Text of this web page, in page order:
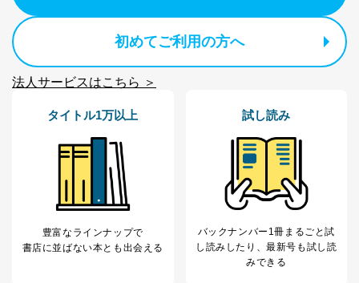
Aサービス利用者
ため
ｅメール等による商品、サービ
ス、キャンペーン等の広告に関す
るご案内のため
4
採用応募者の方の
採用選考、ご連絡のため
5
当社の従業者の個
人事、総務などの雇用管理等のた
パートナー（提携
企業）からの委託
により当社の
定期購読サービス
等をご利用の方の
購入商品配送のため
提携企業及びお客様がご購入され
た商品の発売元企業からのｅメー
ル等による商品、
サービス、キャンペーン等の広告
当社のサービス利用状況の把握お
よびその分析のため
お問い合わせ対応、トラブル対
初めてご利用の方へ
法人サービスはこちら ＞
タイトル1万以上
豊富なラインナップで
書店に並ばない本とも出会える
試し読み
バックナンバー1冊まるごと試
し読み したり、最新号も試し読
みできる